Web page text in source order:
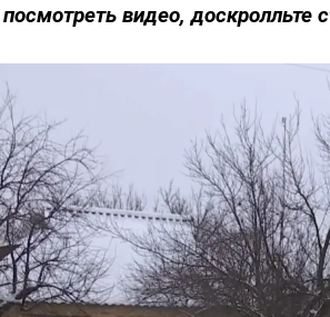
посмотреть видео, доскролльте